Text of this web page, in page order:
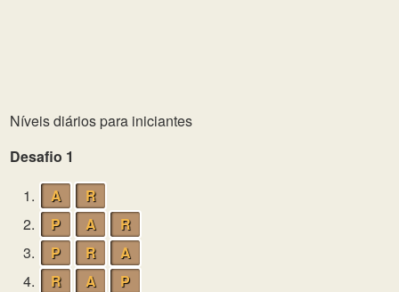
Níveis diários para iniciantes
Desafio 1
1.
A
R
2.
P A
R
3.
P R
A
4.
R A
P